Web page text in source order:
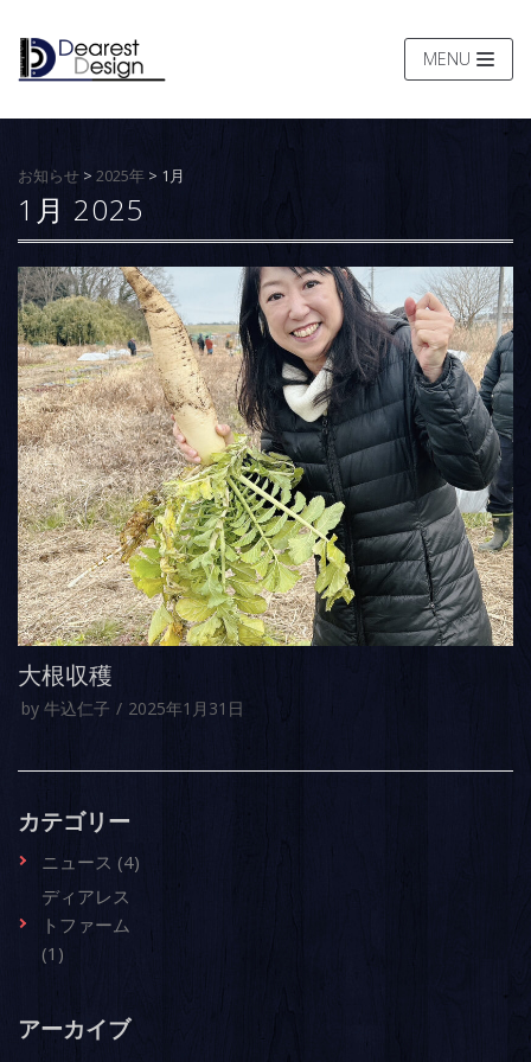
ン
テ
へ
ス
キ
プ
MENU
お知らせ > 2025年 > 1月
1月 2025
大根収穫
by 牛込仁子 2025年1月31日
カテゴリー
ニュース (4)
ディアレス
トファーム
(1)
アーカイブ